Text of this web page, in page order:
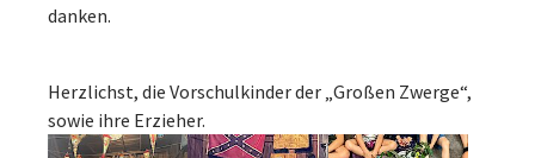
danken.
Herzlichst, die Vorschulkinder der „Großen Zwerge“,
sowie ihre Erzieher.